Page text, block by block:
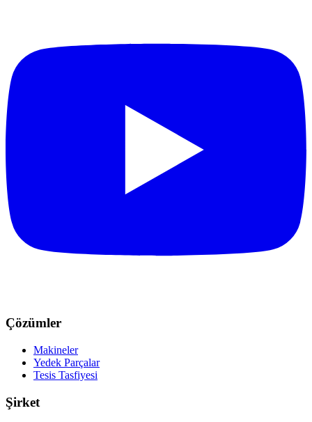
Çözümler
Makineler
Yedek Parçalar
Tesis Tasfiyesi
Şirket